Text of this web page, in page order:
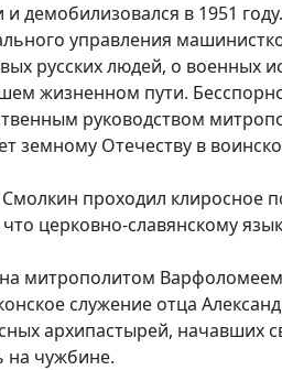
демобилизовался в 1951
управления
русских людей, о военных
жизненном пути.
руководством
земному Отечеству в
проходил клиросное
церковно-славянскому
Варфоломеем
служение отца
архипастырей,
на чужбине.